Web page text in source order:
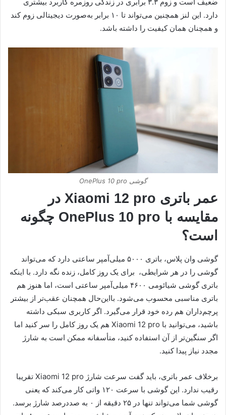
دارد. این لنز همچنین می‌تواند تا ۱۰ برابر به‌صورت دیجیتالی زوم کند
و همچنان همان کیفیت را داشته باشد.
گوشی OnePlus 10 pro
عمر باتری Xiaomi 12 pro در
مقایسه با OnePlus 10 pro چگونه
است؟
گوشی وان پلاس، باتری ۵۰۰۰ میلی‌آمپر ساعتی دارد که می‌تواند
گوشی را در هر شرایطی، برای یک روز کامل، زنده نگه دارد. با اینکه
باتری گوشی شیائومی ۴۶۰۰ میلی‌آمپر ساعتی است، اما هنوز هم
باتری مناسبی محسوب می‌شود. بااین‌حال همچنان عقب‌تر از بیشتر
پرچم‌داران هم رده خود قرار می‌گیرد. اگر کاربری سبکی داشته
باشید، می‌توانید با Xiaomi 12 pro هم یک روز کامل را سر کنید اما
اگر سنگین‌تر از آن استفاده کنید، متأسفانه ممکن است به شارژ
مجدد نیاز پیدا کنید.
برخلاف عمر باتری، باید گفت سرعت شارژ Xiaomi 12 pro تقریبا
رقیب ندارد. این گوشی با سرعت ۱۲۰ واتی کار می‌کند که یعنی
گوشی شما می‌تواند تنها در ۲۵ دقیقه از ۰ به صددرصد شارژ برسد.